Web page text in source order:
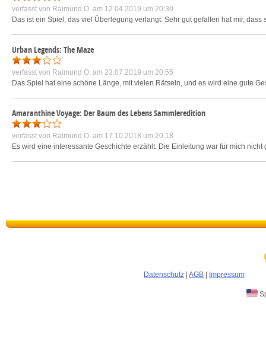
verfasst von Raimund O. am 12.04.2019 um 20:30
Das ist ein Spiel, das viel Überlegung verlangt. Sehr gut gefallen hat mir,
Urban Legends: The Maze
verfasst von Raimund O. am 23.07.2019 um 20:55
Das Spiel hat eine schöne Länge, mit vielen Rätseln, und es wird eine gute
Amaranthine Voyage: Der Baum des Lebens Sammleredition
verfasst von Raimund O. am 17.10.2018 um 20:18
Es wird eine interessante Geschichte erzählt. Die Einleitung war für mich
Datenschutz AGB Impressum